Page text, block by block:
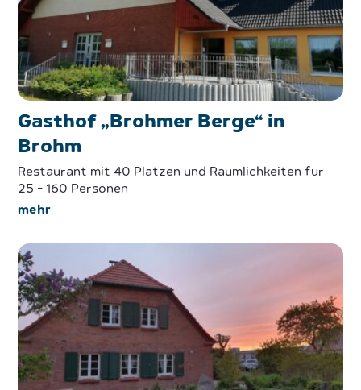
Gasthof „Brohmer Berge“ in
Brohm
Restaurant mit 40 Plätzen und Räumlichkeiten für
25 - 160 Personen
mehr